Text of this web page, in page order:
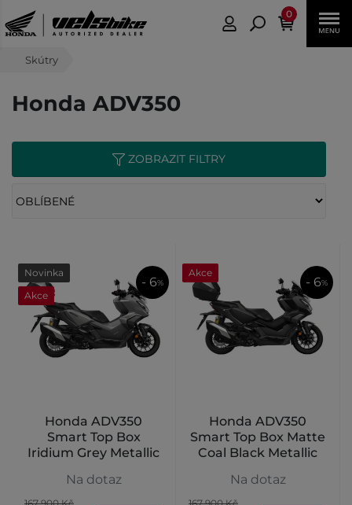
0
Skútry
Honda ADV350
ZOBRAZIT FILTRY
Honda ADV350
Smart Top Box
Iridium Grey Metallic
Novinka
Akce
- 6%
Na dotaz
Honda ADV350
Smart Top Box Matte
Coal Black Metallic
Akce
- 6%
Na dotaz